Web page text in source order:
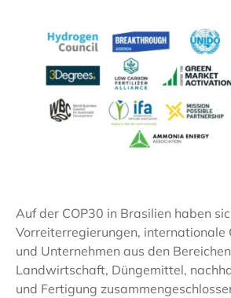
Auf der COP30 in Brasilien haben
Vorreiterregierungen, internationale
und Unternehmen aus den
Landwirtschaft, Düngemittel,
und Fertigung